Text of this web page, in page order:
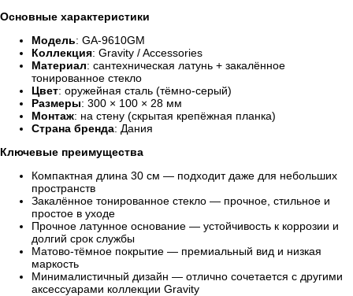
Основные характеристики
Модель: GA-9610GM
Коллекция: Gravity / Accessories
Материал: сантехническая латунь + закалённое
тонированное стекло
Цвет: оружейная сталь (тёмно-серый)
Размеры: 300 × 100 × 28 мм
Монтаж: на стену (скрытая крепёжная планка)
Страна бренда: Дания
Ключевые преимущества
Компактная длина 30 см — подходит даже для небольших
пространств
Закалённое тонированное стекло — прочное, стильное и
простое в уходе
Прочное латунное основание — устойчивость к коррозии и
долгий срок службы
Матово-тёмное покрытие — премиальный вид и низкая
маркость
Минималистичный дизайн — отлично сочетается с другими
аксессуарами коллекции Gravity